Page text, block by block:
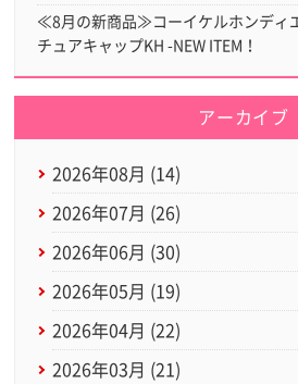
≪8月の新商品≫コーイケルホンディ
チュアキャップKH -NEW ITEM！
アーカイブ
2026年08月 (14)
2026年07月 (26)
2026年06月 (30)
2026年05月 (19)
2026年04月 (22)
2026年03月 (21)